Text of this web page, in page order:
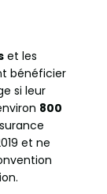
et les
bénéficier
si leur
800
et ne